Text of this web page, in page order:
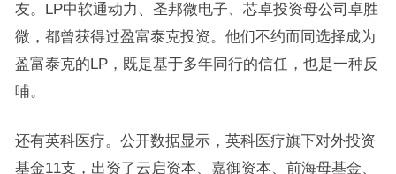
友。LP中软通动力、圣邦微电子、芯卓投资母公司卓胜
微，都曾获得过盈富泰克投资。他们不约而同选择成为
盈富泰克的LP，既是基于多年同行的信任，也是一种反
哺。
还有英科医疗。公开数据显示，英科医疗旗下对外投资
基金11支，出资了云启资本、嘉御资本、前海母基金、